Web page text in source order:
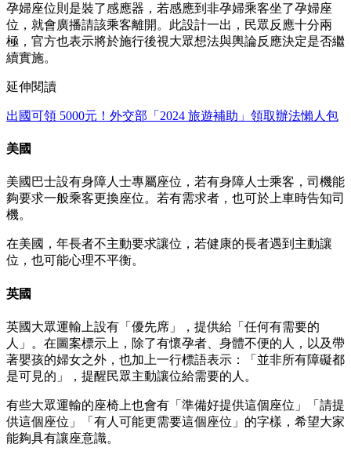
孕婦座位則是裝了感應器，若感應到非孕婦乘客坐了孕婦座
位，就會廣播請該乘客離開。此設計一出，民眾反應十分兩
極，官方也表示將於施行後視大眾想法與輿論反應決定是否繼
續實施。
延伸閱讀
出國可領 5000元！外交部「2024 旅遊補助」領取辦法懶人包
美國
美國巴士設有身障人士專屬座位，若有身障人士乘客，司機能
夠要求一般乘客更換座位。若有需求者，也可於上車時告知司
機。
在美國，年長者不主動要求讓位，若健康的長者遇到主動讓
位，也可能心理不平衡。
英國
英國大眾運輸上設有「優先席」，提供給「任何有需要的
人」。在圖案標示上，除了有懷孕者、身體不便的人，以及帶
著嬰孩的婦女之外，也加上一行標語表示：「並非所有障礙都
是可見的」，提醒民眾主動讓位給需要的人。
有些大眾運輸的座椅上也會有「準備好提供這個座位」「請提
供這個座位」「有人可能更需要這個座位」的字樣，希望大家
能夠具有讓座意識。